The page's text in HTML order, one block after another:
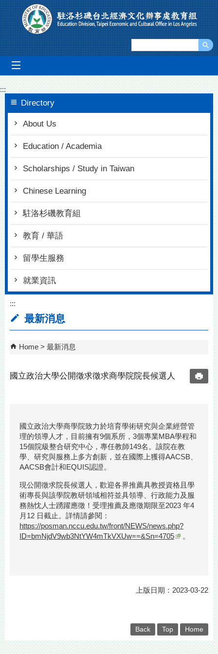
Go To Content
:::
Directory
About Us
Education / Academia
Scholarships / Study in Taiwan
Chinese Learning
駐洛杉磯教育組
教育 / 華語
留學生服務
就業資訊
:::
最新消息
Home 最新消息
國立政治大學公開徵求徵求商學院院長候選人
國立政治大學商學院致力於培育學術研究與企業經營管
理的領導人才，目前擁有9個系所，3個專業MBA學程和
15個院級整合研究中心，專任教師149名。該院在教
學、研究與服務上多方創新，並在國際上獲得AACSB、
AACSB會計和EQUIS認證。
現公開徵求院長候選人，歡迎各界推薦具教授資格且學
術專長與該學院教研領域相符並具領導、行政能力及服
務熱忱人士踴躍應徵！受理推薦及應徵期限至2023 年4
月12 日截止。詳情請參閱：
https://posman.nccu.edu.tw/front/NEWS/news.php?
ID=bmNjdV9wb3NtYW4mTkVXUw==&Sn=4705
。
上版日期：2023-03-22
Back Top Home